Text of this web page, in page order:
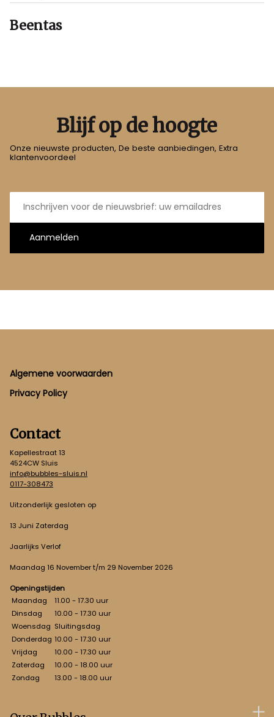
Beentas
Blijf op de hoogte
Onze nieuwste producten, De beste aanbiedingen, Extra
klantenvoordeel
E-
mailadres
Aanmelden
Footer
Algemene voorwaarden
Privacy Policy
Contact
Kapellestraat 13
4524CW Sluis
info@bubbles-sluis.nl
0117-308473
Uitzonderlijk gesloten op
13 Juni Zaterdag
Jaarlijks Verlof
Maandag 16 November t/m 29 November 2026
Openingstijden
Maandag
11.00 - 17.30 uur
Dinsdag
10.00 - 17.30 uur
Woensdag Sluitingsdag
Donderdag 10.00 - 17.30 uur
Vrijdag
10.00 - 17.30 uur
Zaterdag
10.00 - 18.00 uur
Zondag
13.00 - 18.00 uur